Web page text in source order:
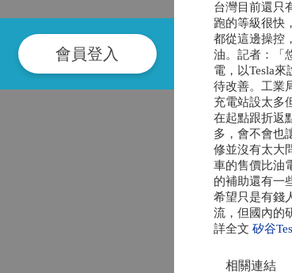
會員登入
台灣目前還只
跑的等級很快
都從這邊操控
油。記者：「
電，以Tesla
待改善。工業
充電站設太多
在起點跟折返
多，會不會也
修並沒有太大
車的售價比油
的補助還有一
希望只是有錢
流，但國內的
詳全文 矽谷
相關連結